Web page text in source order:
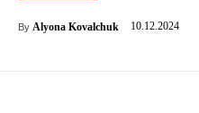
By Alyona Kovalchuk 10.12.2024